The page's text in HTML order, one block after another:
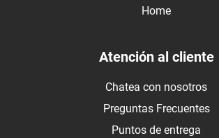
Home
Atención al cliente
Chatea con nosotros
Preguntas Frecuentes
Puntos de entrega